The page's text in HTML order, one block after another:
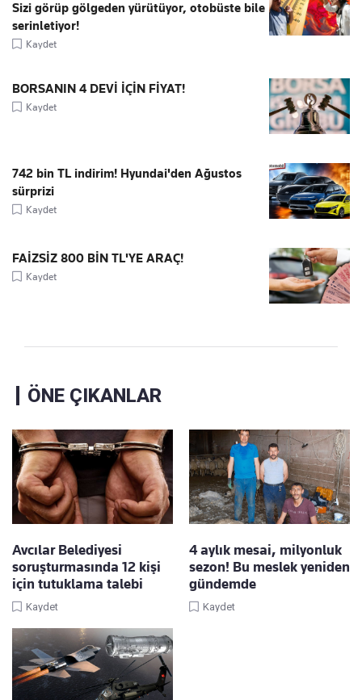
Sizi görüp gölgeden yürütüyor, otobüste bile
serinletiyor!
Kaydet
BORSANIN 4 DEVİ İÇİN FİYAT!
Kaydet
742 bin TL indirim! Hyundai'den Ağustos
sürprizi
Kaydet
FAİZSİZ 800 BİN TL'YE ARAÇ!
Kaydet
ÖNE ÇIKANLAR
Avcılar Belediyesi
soruşturmasında 12 kişi
için tutuklama talebi
Kaydet
4 aylık mesai, milyonluk
sezon! Bu meslek yeniden
gündemde
Kaydet